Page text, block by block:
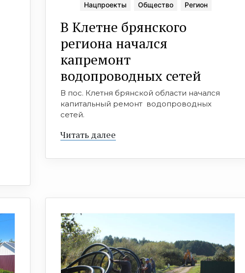
Нацпроекты Общество Регион
В Клетне брянского
региона начался
капремонт
водопроводных сетей
В пос. Клетня брянской области начался
капитальный ремонт водопроводных
сетей.
Читать далее